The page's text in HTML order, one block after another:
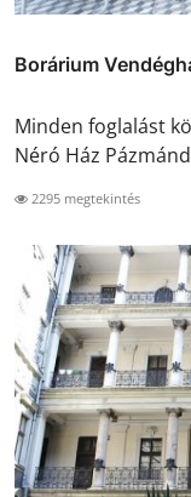
Borárium
Minden foglalást
Néró Ház
2295 megtekintés